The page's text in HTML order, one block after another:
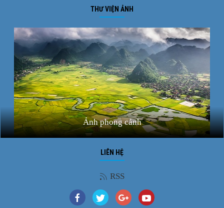
THƯ VIỆN ẢNH
Ảnh phong cảnh
LIÊN HỆ
RSS